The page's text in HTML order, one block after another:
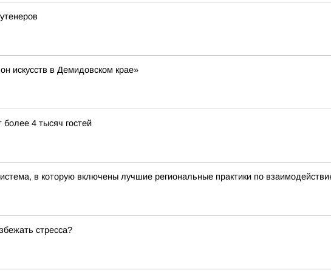
искусств в Демидовском крае»
4 тысяч гостей
в которую включены лучшие региональные практики по
стресса?